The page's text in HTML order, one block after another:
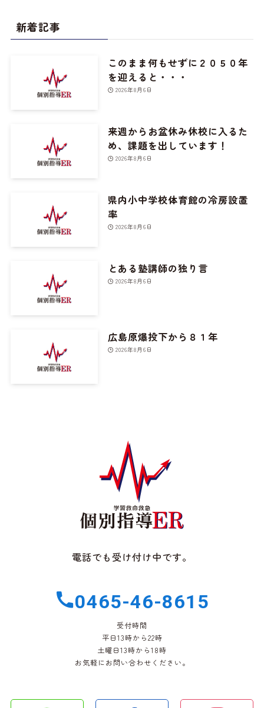
新着記事
このまま何もせずに２０５０年
を迎えると・・・
2026年8月6日
来週からお盆休み休校に入るた
め、課題を出しています！
2026年8月6日
県内小中学校体育館の冷房設置
率
2026年8月6日
とある塾講師の独り言
2026年8月6日
広島原爆投下から８１年
2026年8月6日
電話でも受け付け中です。
0465-46-8615
受付時間
平日13時から22時
土曜日13時から18時
お気軽にお問い合わせください。